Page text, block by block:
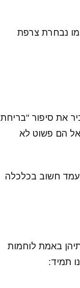
נבחרת צרפת
את סיפור "בריחת
הם פשוט לא
חשוב בכלכלה
באמת לוחמות
תמיד: